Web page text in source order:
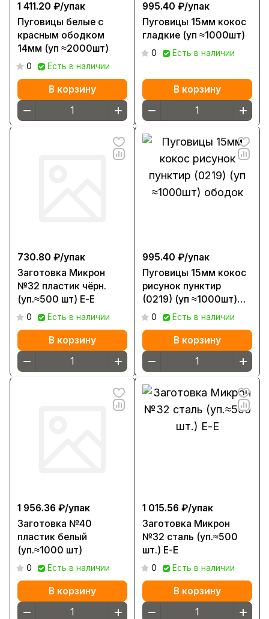
1 411.20 ₽/упак
Пуговицы белые с
красным ободком
14мм (уп ≈2000шт)
0 Есть в наличии
В корзину
995.40 ₽/упак
Пуговицы 15мм кокос
гладкие (уп ≈1000шт)
0 Есть в наличии
В корзину
730.80 ₽/упак
Заготовка Микрон
№32 пластик чёрн.
(уп.≈500 шт) Е-Е
0 Есть в наличии
В корзину
995.40 ₽/упак
Пуговицы 15мм кокос
рисунок пунктир
(0219) (уп ≈1000шт)
ободок
0 Есть в наличии
В корзину
1 956.36 ₽/упак
Заготовка №40
пластик белый
(уп.≈1000 шт)
0 Есть в наличии
В корзину
1 015.56 ₽/упак
Заготовка Микрон
№32 сталь (уп.≈500
шт.) Е-Е
0 Есть в наличии
В корзину